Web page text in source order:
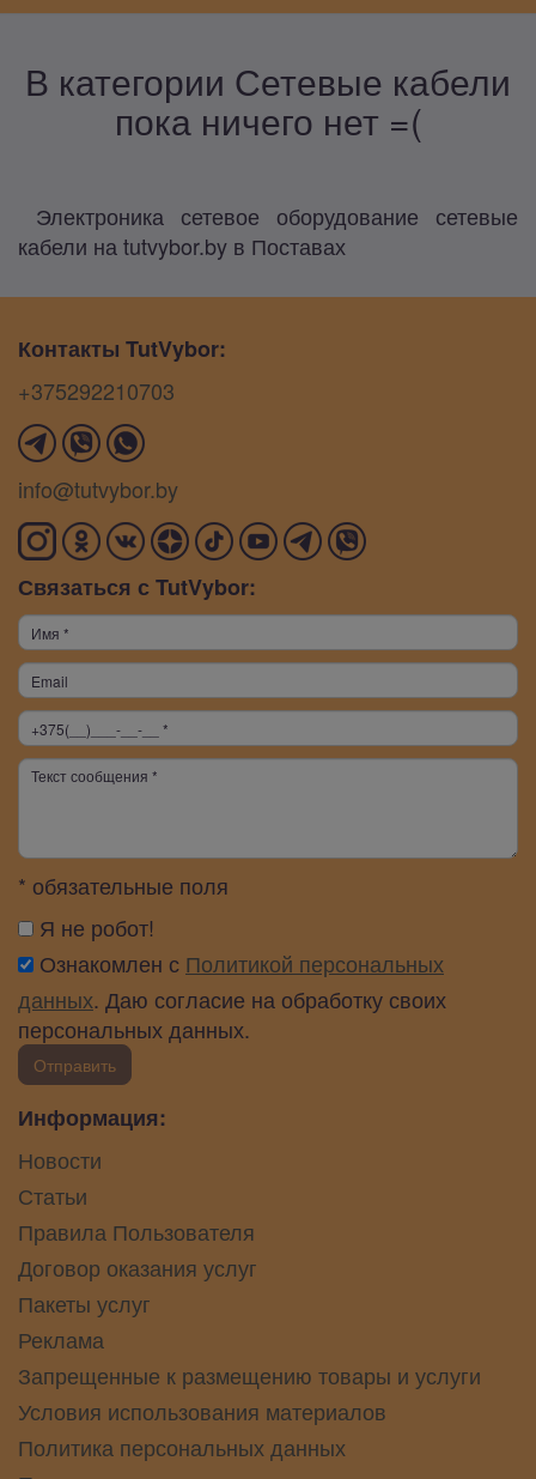
В категории Сетевые кабели
пока ничего нет =(
Электроника сетевое оборудование сетевые
кабели на tutvybor.by в Поставах
Контакты TutVybor:
+375292210703
info@tutvybor.by
Связаться с TutVybor:
* обязательные поля
Я не робот!
Ознакомлен с Политикой персональных
данных. Даю согласие на обработку своих
персональных данных.
Отправить
Информация:
Новости
Статьи
Правила Пользователя
Договор оказания услуг
Пакеты услуг
Реклама
Запрещенные к размещению товары и услуги
Условия использования материалов
Политика персональных данных